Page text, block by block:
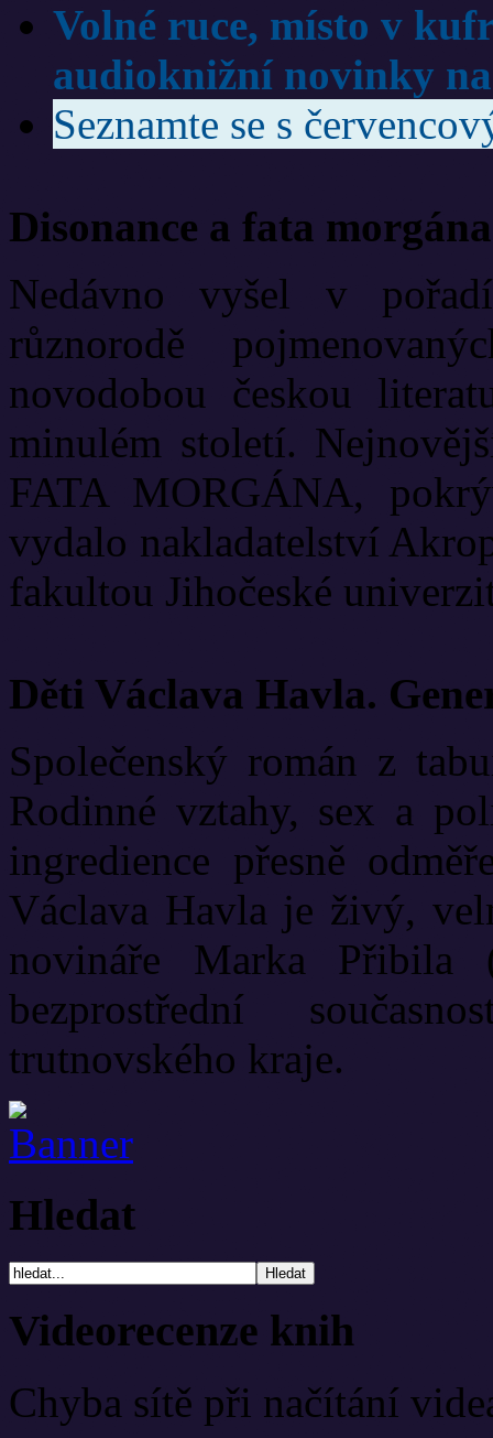
Volné ruce, místo v
audioknižní novinky
Seznamte se s
Disonance a fata morgána
Nedávno vyšel v
různorodě
novodobou českou
minulém století.
FATA MORGÁNA,
vydalo nakladatelství
fakultou Jihočeské
Děti Václava Havla.
Společenský román z
Rodinné vztahy, sex a
ingredience přesně
Václava Havla je živý,
novináře Marka Přibila
bezprostřední
trutnovského kraje.
Hledat
Videorecenze knih
Chyba sítě při načítání